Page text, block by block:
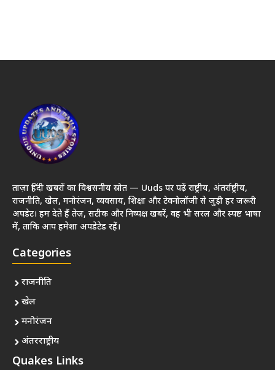
ताज़ा हिंदी खबरों का विश्वसनीय स्रोत — Uuds पर पढ़ें राष्ट्रीय, अंतर्राष्ट्रीय,
राजनीति, खेल, मनोरंजन, व्यवसाय, शिक्षा और टेक्नोलॉजी से जुड़ी हर जरूरी
अपडेट। हम देते हैं तेज़, सटीक और निष्पक्ष खबरें, वह भी सरल और स्पष्ट भाषा
में, ताकि आप हमेशा अपडेटेड रहें।
Categories
राजनीति
खेल
मनोरंजन
अंतरराष्ट्रीय
Quakes Links